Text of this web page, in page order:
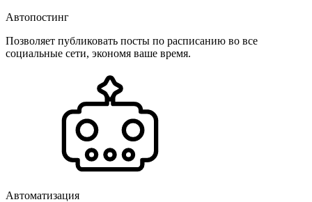
Автопостинг
Позволяет публиковать посты по расписанию во все
социальные сети, экономя ваше время.
Автоматизация